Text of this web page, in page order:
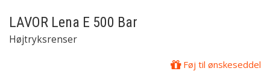
LAVOR Lena E 500 Bar
Højtryksrenser
Føj til ønskeseddel